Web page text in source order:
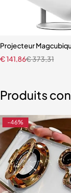
TV, cuisine, bande
Projecteur
€373,31
€141,86
Produits
-46%